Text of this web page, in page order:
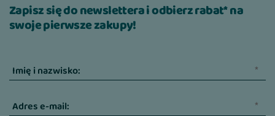
Zapisz się do newslettera i odbierz rabat* na
swoje pierwsze zakupy!
Imię i nazwisko:
Adres e-mail: